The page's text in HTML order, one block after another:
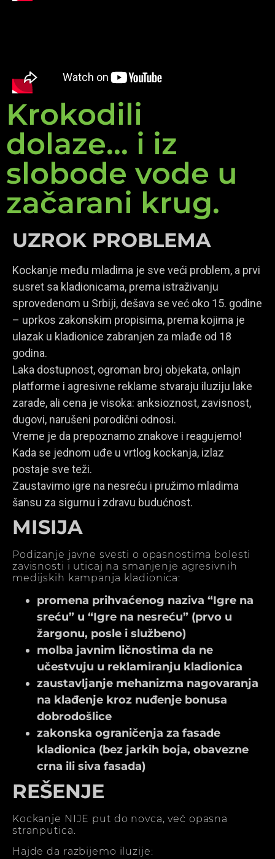
Krokodili
dolaze... i iz
slobode vode u
začarani krug.
UZROK PROBLEMA
Kockanje među mladima je sve veći problem, a prvi
susret sa kladionicama, prema istraživanju
sprovedenom u Srbiji, dešava se već oko 15. godine
– uprkos zakonskim propisima, prema kojima je
ulazak u kladionice zabranjen za mlađe od 18
godina.
Laka dostupnost, ogroman broj objekata, onlajn
platforme i agresivne reklame stvaraju iluziju lake
zarade, ali cena je visoka: anksioznost, zavisnost,
dugovi, narušeni porodični odnosi.
Vreme je da prepoznamo znakove i reagujemo!
Kada se jednom uđe u vrtlog kockanja, izlaz
postaje sve teži.
Zaustavimo igre na nesreću i pružimo mladima
šansu za sigurnu i zdravu budućnost.
MISIJA
Podizanje javne svesti o opasnostima bolesti
zavisnosti i uticaj na smanjenje agresivnih
medijskih kampanja kladionica:
promena prihvaćenog naziva “Igre na
sreću” u “Igre na nesreću” (prvo u
žargonu, posle i službeno)
molba javnim ličnostima da ne
učestvuju u reklamiranju kladionica
zaustavljanje mehanizma nagovaranja
na klađenje kroz nuđenje bonusa
dobrodošlice
zakonska ograničenja za fasade
kladionica (bez jarkih boja, obavezne
crna ili siva fasada)
REŠENJE
Kockanje NIJE put do novca, već opasna
stranputica.
Hajde da razbijemo iluzije: